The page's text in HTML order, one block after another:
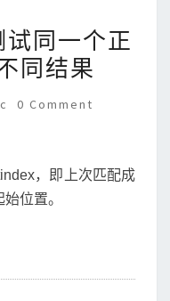
同一个正
同结果
Comments
0 Comment
，即上次匹配成
位置。